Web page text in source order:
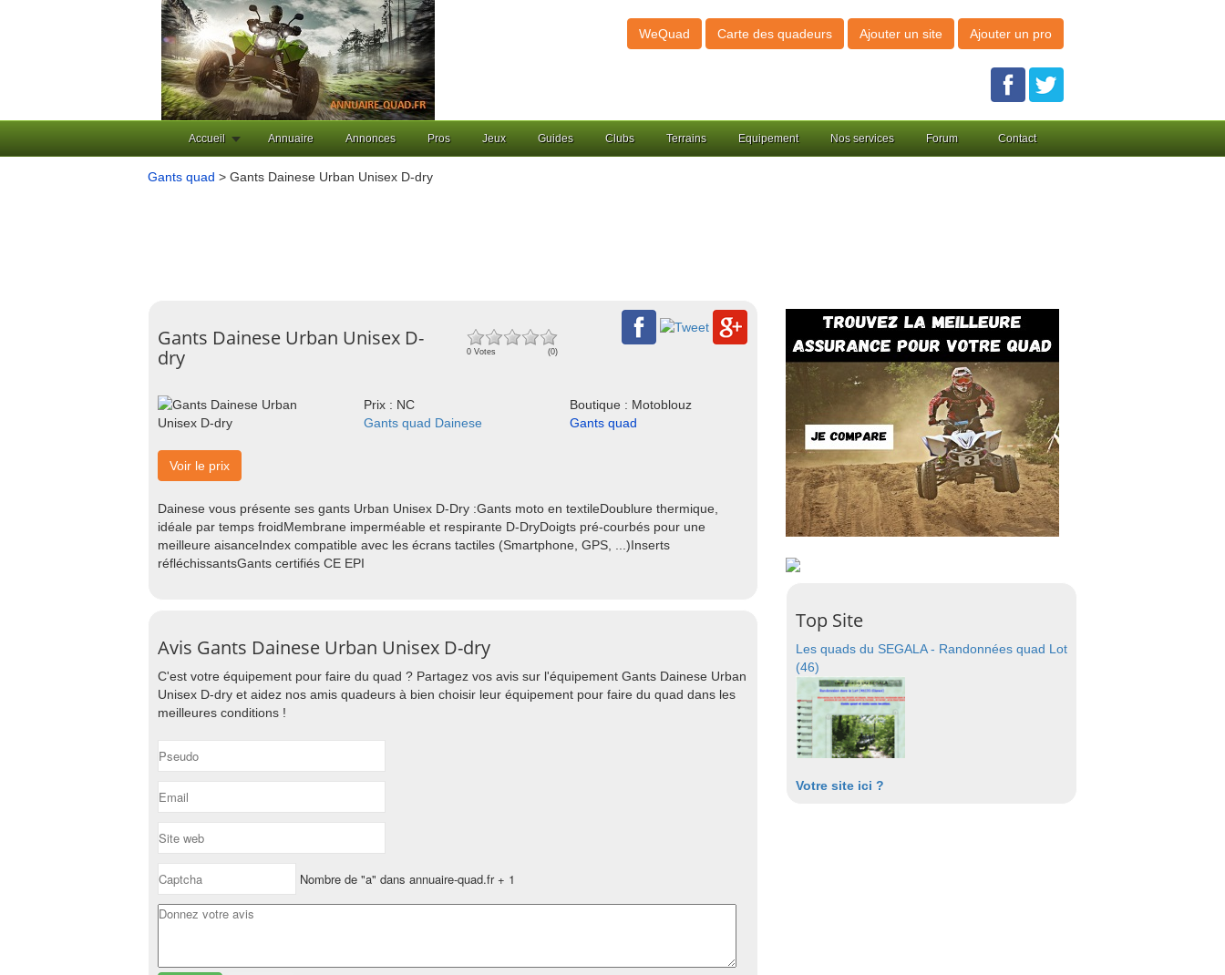
WeQuad Carte des quadeurs Ajouter un site Ajouter un pro
Accueil Annuaire Annonces Pros Jeux Guides Clubs Terrains Equipement Nos services Forum Contact
Gants quad > Gants Dainese Urban Unisex D-dry
Gants Dainese Urban Unisex D-
dry
0 Votes (0)
Prix : NC
Boutique : Motoblouz
Gants quad Dainese
Gants quad
Voir le prix
Dainese vous présente ses gants Urban Unisex D-Dry :Gants moto en textileDoublure thermique,
idéale par temps froidMembrane imperméable et respirante D-DryDoigts pré-courbés pour une
meilleure aisanceIndex compatible avec les écrans tactiles (Smartphone, GPS, ...)Inserts
réfléchissantsGants certifiés CE EPI
Avis Gants Dainese Urban Unisex D-dry
C'est votre équipement pour faire du quad ? Partagez vos avis sur l'équipement Gants Dainese Urban
Unisex D-dry et aidez nos amis quadeurs à bien choisir leur équipement pour faire du quad dans les
meilleures conditions !
Nombre de "a" dans annuaire-quad.fr + 1
Top Site
Les quads du SEGALA - Randonnées quad Lot
(46)
Votre site ici ?